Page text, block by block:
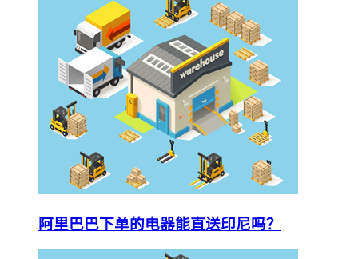
阿里巴巴下单的电器能直送印尼吗？